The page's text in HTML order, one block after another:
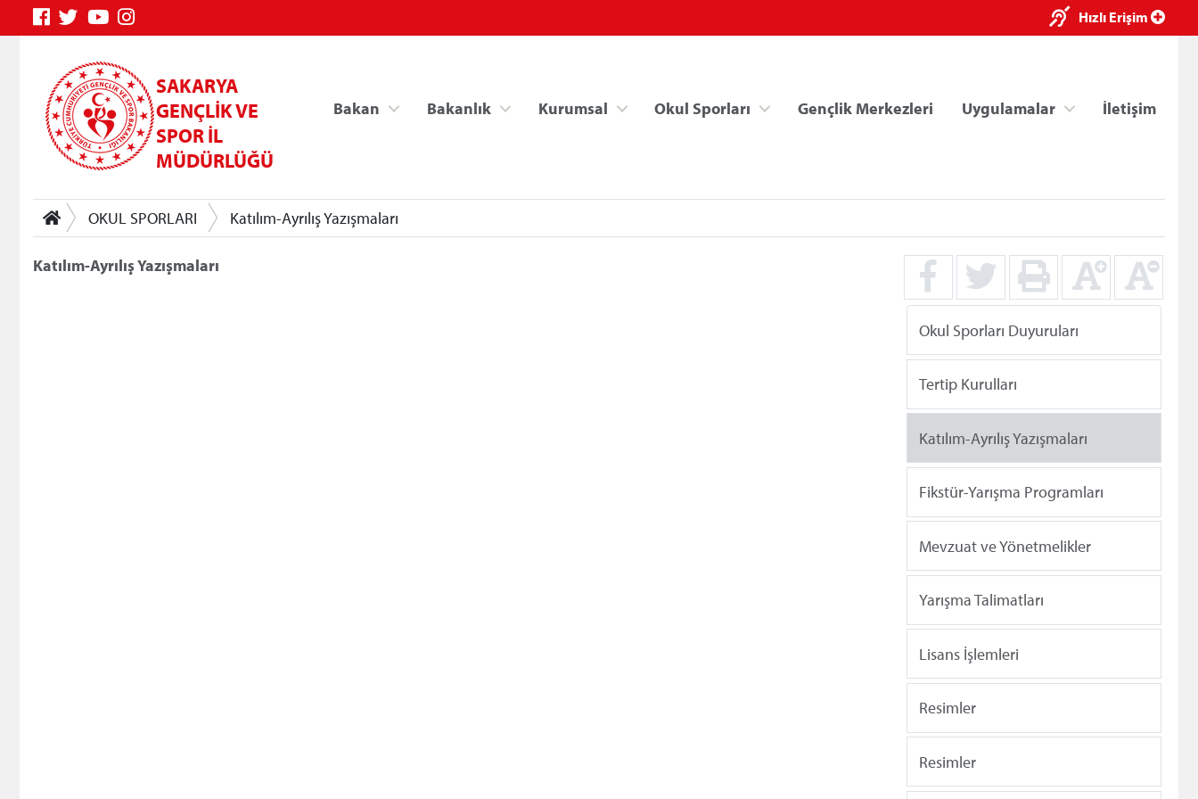
Hızlı Erişim
SAKARYA
GENÇLİK VE
SPOR İL
MÜDÜRLÜĞÜ
Bakan Bakanlık Kurumsal Okul Sporları Gençlik Merkezleri Uygulamalar İletişim
OKUL SPORLARI Katılım-Ayrılış Yazışmaları
Katılım-Ayrılış Yazışmaları
Okul Sporları Duyuruları
Tertip Kurulları
Katılım-Ayrılış Yazışmaları
Fikstür-Yarışma Programları
Mevzuat ve Yönetmelikler
Yarışma Talimatları
Lisans İşlemleri
Resimler
Resimler
×